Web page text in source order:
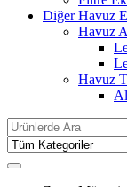
Diğer Havuz
Havuz
Havuz
Search
for: